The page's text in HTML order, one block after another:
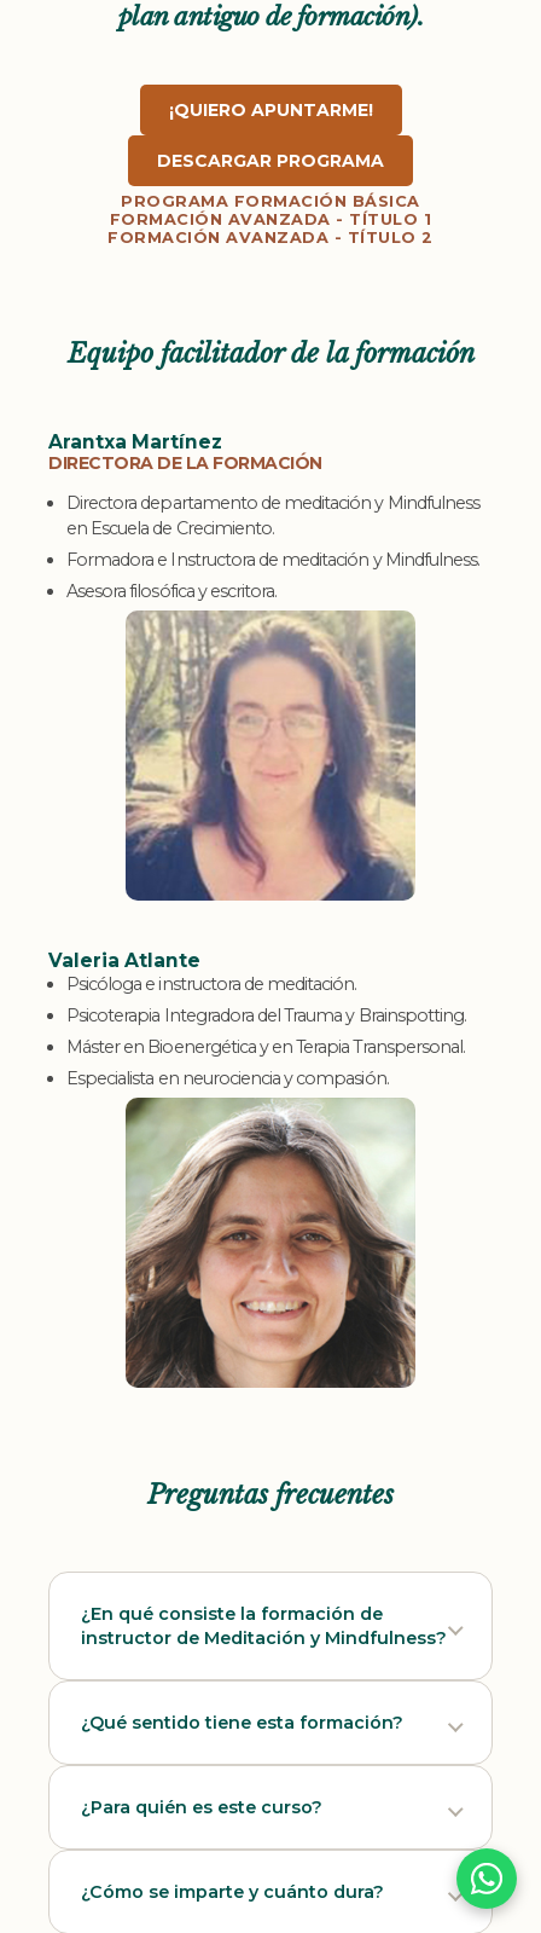
plan antiguo de formación).
¡QUIERO APUNTARME!
DESCARGAR PROGRAMA
PROGRAMA FORMACIÓN BÁSICA
FORMACIÓN AVANZADA - TÍTULO 1
FORMACIÓN AVANZADA - TÍTULO 2
Equipo facilitador de la formación
Arantxa Martínez
DIRECTORA DE LA FORMACIÓN
Directora departamento de meditación y Mindfulness
en Escuela de Crecimiento.
Formadora e Instructora de meditación y Mindfulness.
Asesora filosófica y escritora.
Valeria Atlante
Psicóloga e instructora de meditación.
Psicoterapia Integradora del Trauma y Brainspotting.
Máster en Bioenergética y en Terapia Transpersonal.
Especialista en neurociencia y compasión.
Preguntas frecuentes
¿En qué consiste la formación de
instructor de Meditación y Mindfulness?
¿Qué sentido tiene esta formación?
¿Para quién es este curso?
¿Cómo se imparte y cuánto dura?